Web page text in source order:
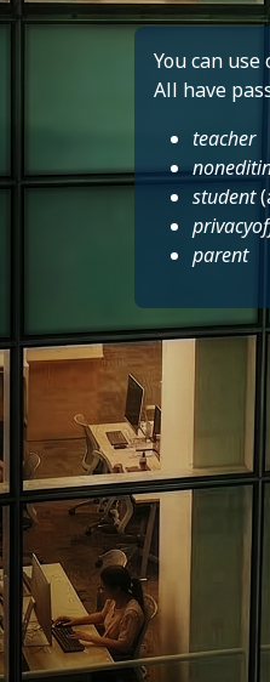
You can
All have
teacher
student
parent